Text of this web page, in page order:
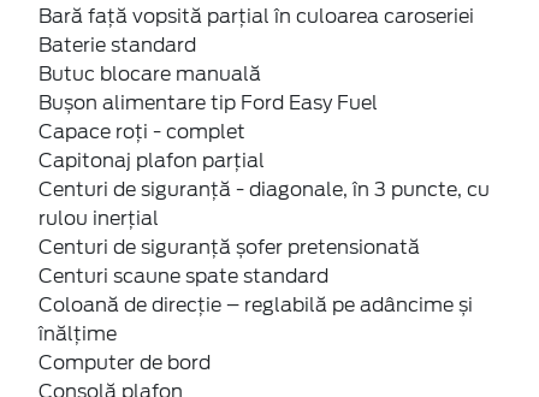
Bară față vopsită parțial în culoarea caroseriei
Baterie standard
Butuc blocare manuală
Bușon alimentare tip Ford Easy Fuel
Capace roți - complet
Capitonaj plafon parţial
Centuri de siguranţă - diagonale, în 3 puncte, cu
rulou inerţial
Centuri de siguranţă șofer pretensionată
Centuri scaune spate standard
Coloană de direcție – reglabilă pe adâncime și
înălțime
Computer de bord
Consolă plafon